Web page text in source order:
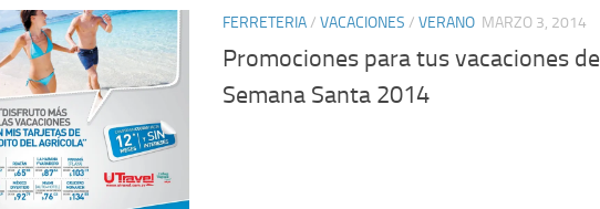
FERRETERIA/ VACACIONES / VERANO MARZO 3, 2014
Promociones para tus vacaciones de
Semana Santa 2014